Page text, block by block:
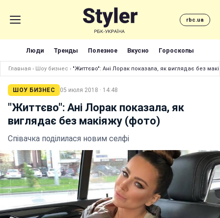
rbc.ua
Люди Тренды Полезное Вкусно Гороскопы
Главная › Шоу бизнес › "Життєво": Ані Лорак показала, як виглядає без
ШОУ БИЗНЕС 05 июля 2018 · 14:48
"Життєво": Ані Лорак показала, як
виглядає без макіяжу (фото)
Співачка поділилася новим селфі